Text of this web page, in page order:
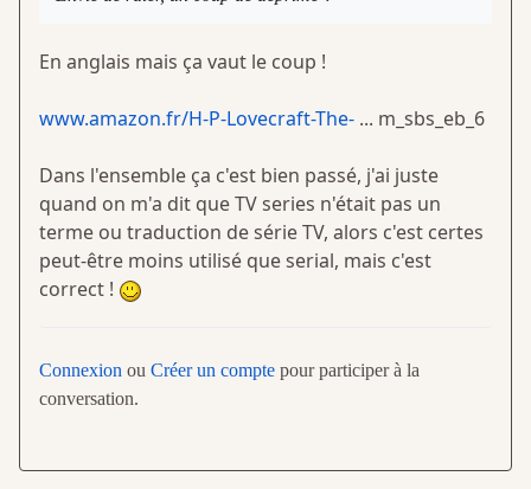
En anglais mais ça vaut le coup !
www.amazon.fr/H-P-Lovecraft-The- ... m_sbs_eb_6
Dans l'ensemble ça c'est bien passé, j'ai juste
quand on m'a dit que TV series n'était pas un
terme ou traduction de série TV, alors c'est certes
peut-être moins utilisé que serial, mais c'est
correct !
Connexion ou Créer un compte pour participer à la
conversation.